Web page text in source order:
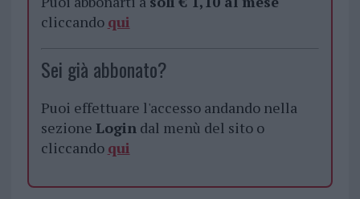
cliccando qui
Sei già abbonato?
Puoi effettuare l'accesso andando nella
sezione Logindal menù del sito o
cliccando qui